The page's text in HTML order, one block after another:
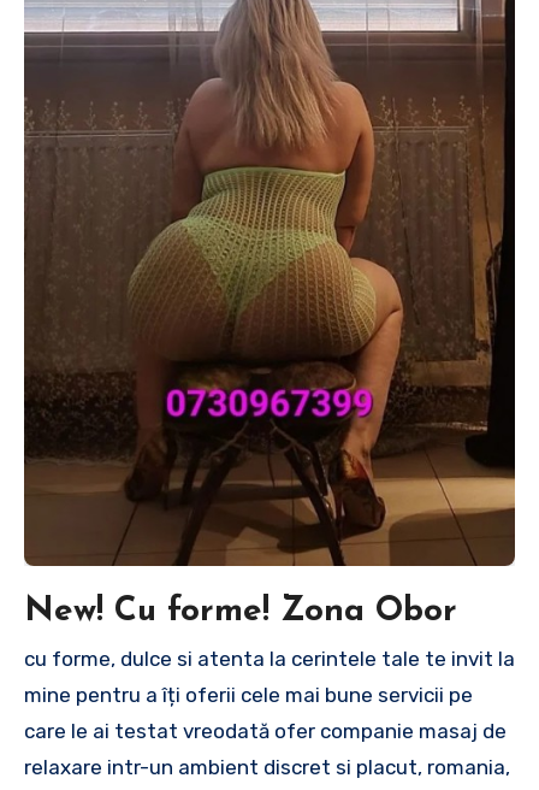
New! Cu forme! Zona Obor
cu forme, dulce si atenta la cerintele tale te invit la
mine pentru a îți oferii cele mai bune servicii pe
care le ai testat vreodată ofer companie masaj de
relaxare intr-un ambient discret si placut, romania,